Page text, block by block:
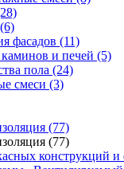
фасадов (11)
и печей (5)
пола (24)
смеси (3)
(77)
(77)
конструкций и